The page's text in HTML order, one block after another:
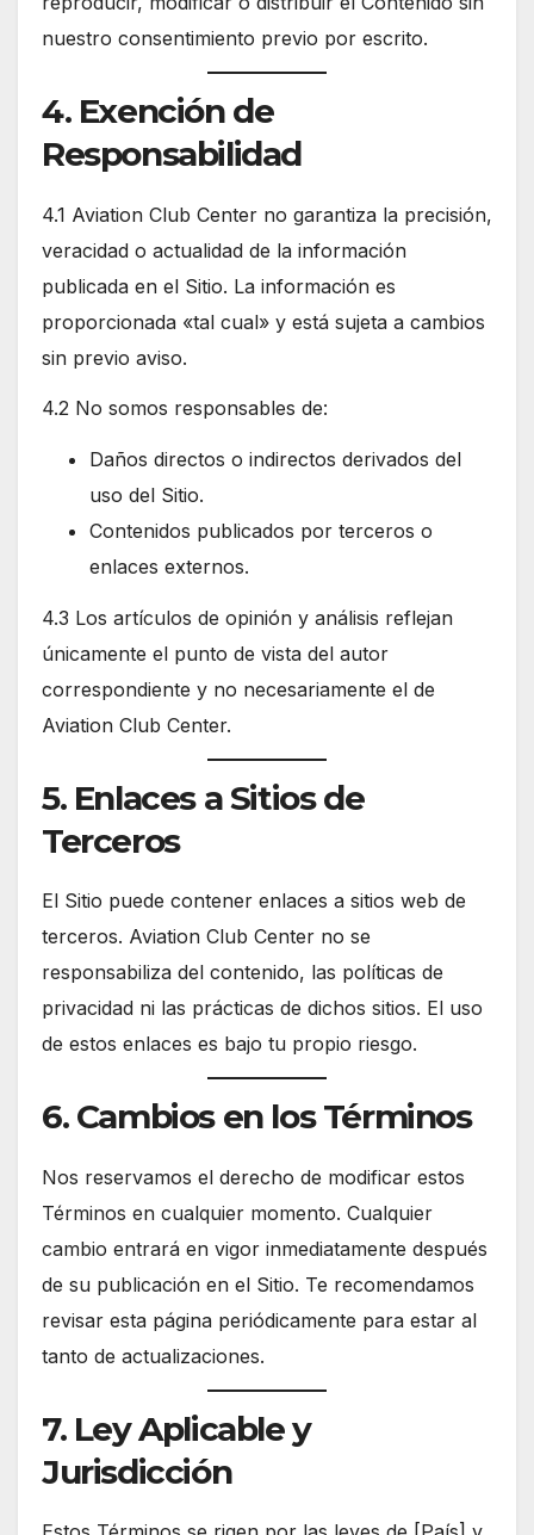
nuestro consentimiento previo por escrito.
4. Exención de
Responsabilidad
4.1 Aviation Club Center no garantiza la precisión,
veracidad o actualidad de la información
publicada en el Sitio. La información es
proporcionada «tal cual» y está sujeta a cambios
sin previo aviso.
4.2 No somos responsables de:
Daños directos o indirectos derivados del
uso del Sitio.
Contenidos publicados por terceros o
enlaces externos.
4.3 Los artículos de opinión y análisis reflejan
únicamente el punto de vista del autor
correspondiente y no necesariamente el de
Aviation Club Center.
5. Enlaces a Sitios de
Terceros
El Sitio puede contener enlaces a sitios web de
terceros. Aviation Club Center no se
responsabiliza del contenido, las políticas de
privacidad ni las prácticas de dichos sitios. El uso
de estos enlaces es bajo tu propio riesgo.
6. Cambios en los Términos
Nos reservamos el derecho de modificar estos
Términos en cualquier momento. Cualquier
cambio entrará en vigor inmediatamente después
de su publicación en el Sitio. Te recomendamos
revisar esta página periódicamente para estar al
tanto de actualizaciones.
7. Ley Aplicable y
Jurisdicción